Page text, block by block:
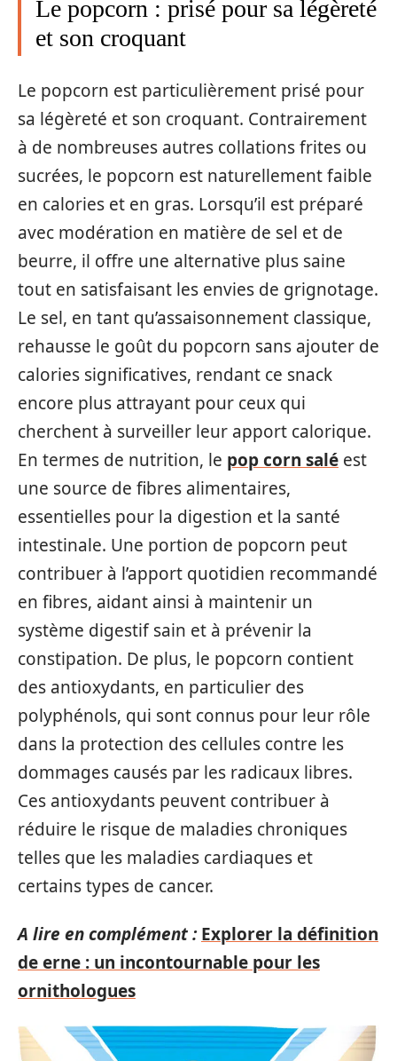
Le popcorn : prisé pour sa légèreté
et son croquant
Le popcorn est particulièrement prisé pour
sa légèreté et son croquant. Contrairement
à de nombreuses autres collations frites ou
sucrées, le popcorn est naturellement faible
en calories et en gras. Lorsqu’il est préparé
avec modération en matière de sel et de
beurre, il offre une alternative plus saine
tout en satisfaisant les envies de grignotage.
Le sel, en tant qu’assaisonnement classique,
rehausse le goût du popcorn sans ajouter de
calories significatives, rendant ce snack
encore plus attrayant pour ceux qui
cherchent à surveiller leur apport calorique.
En termes de nutrition, le pop corn salé est
une source de fibres alimentaires,
essentielles pour la digestion et la santé
intestinale. Une portion de popcorn peut
contribuer à l’apport quotidien recommandé
en fibres, aidant ainsi à maintenir un
système digestif sain et à prévenir la
constipation. De plus, le popcorn contient
des antioxydants, en particulier des
polyphénols, qui sont connus pour leur rôle
dans la protection des cellules contre les
dommages causés par les radicaux libres.
Ces antioxydants peuvent contribuer à
réduire le risque de maladies chroniques
telles que les maladies cardiaques et
certains types de cancer.
A lire en complément : Explorer la définition
de erne : un incontournable pour les
ornithologues